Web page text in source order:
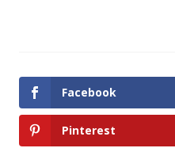
Facebook
Pinterest